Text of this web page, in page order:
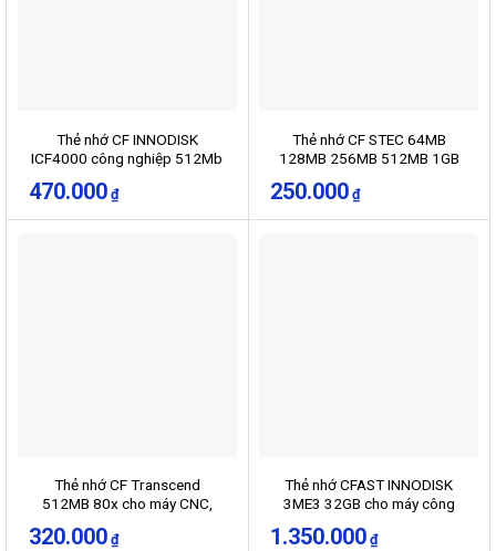
Thẻ nhớ CF INNODISK
ICF4000 công nghiệp 512Mb
470.000 ₫
Thẻ nhớ CF STEC 64MB
128MB 256MB 512MB 1GB
250.000 ₫
Thẻ nhớ CF Transcend
512MB 80x cho máy CNC,
320.000 ₫
Thẻ nhớ CFAST INNODISK
3ME3 32GB cho máy công
1.350.000 ₫